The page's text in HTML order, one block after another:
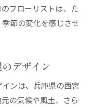
フローリストは、た
節の変化を感じさせ
デザイン
ンは、兵庫県の西宮
の気候や風土、さら